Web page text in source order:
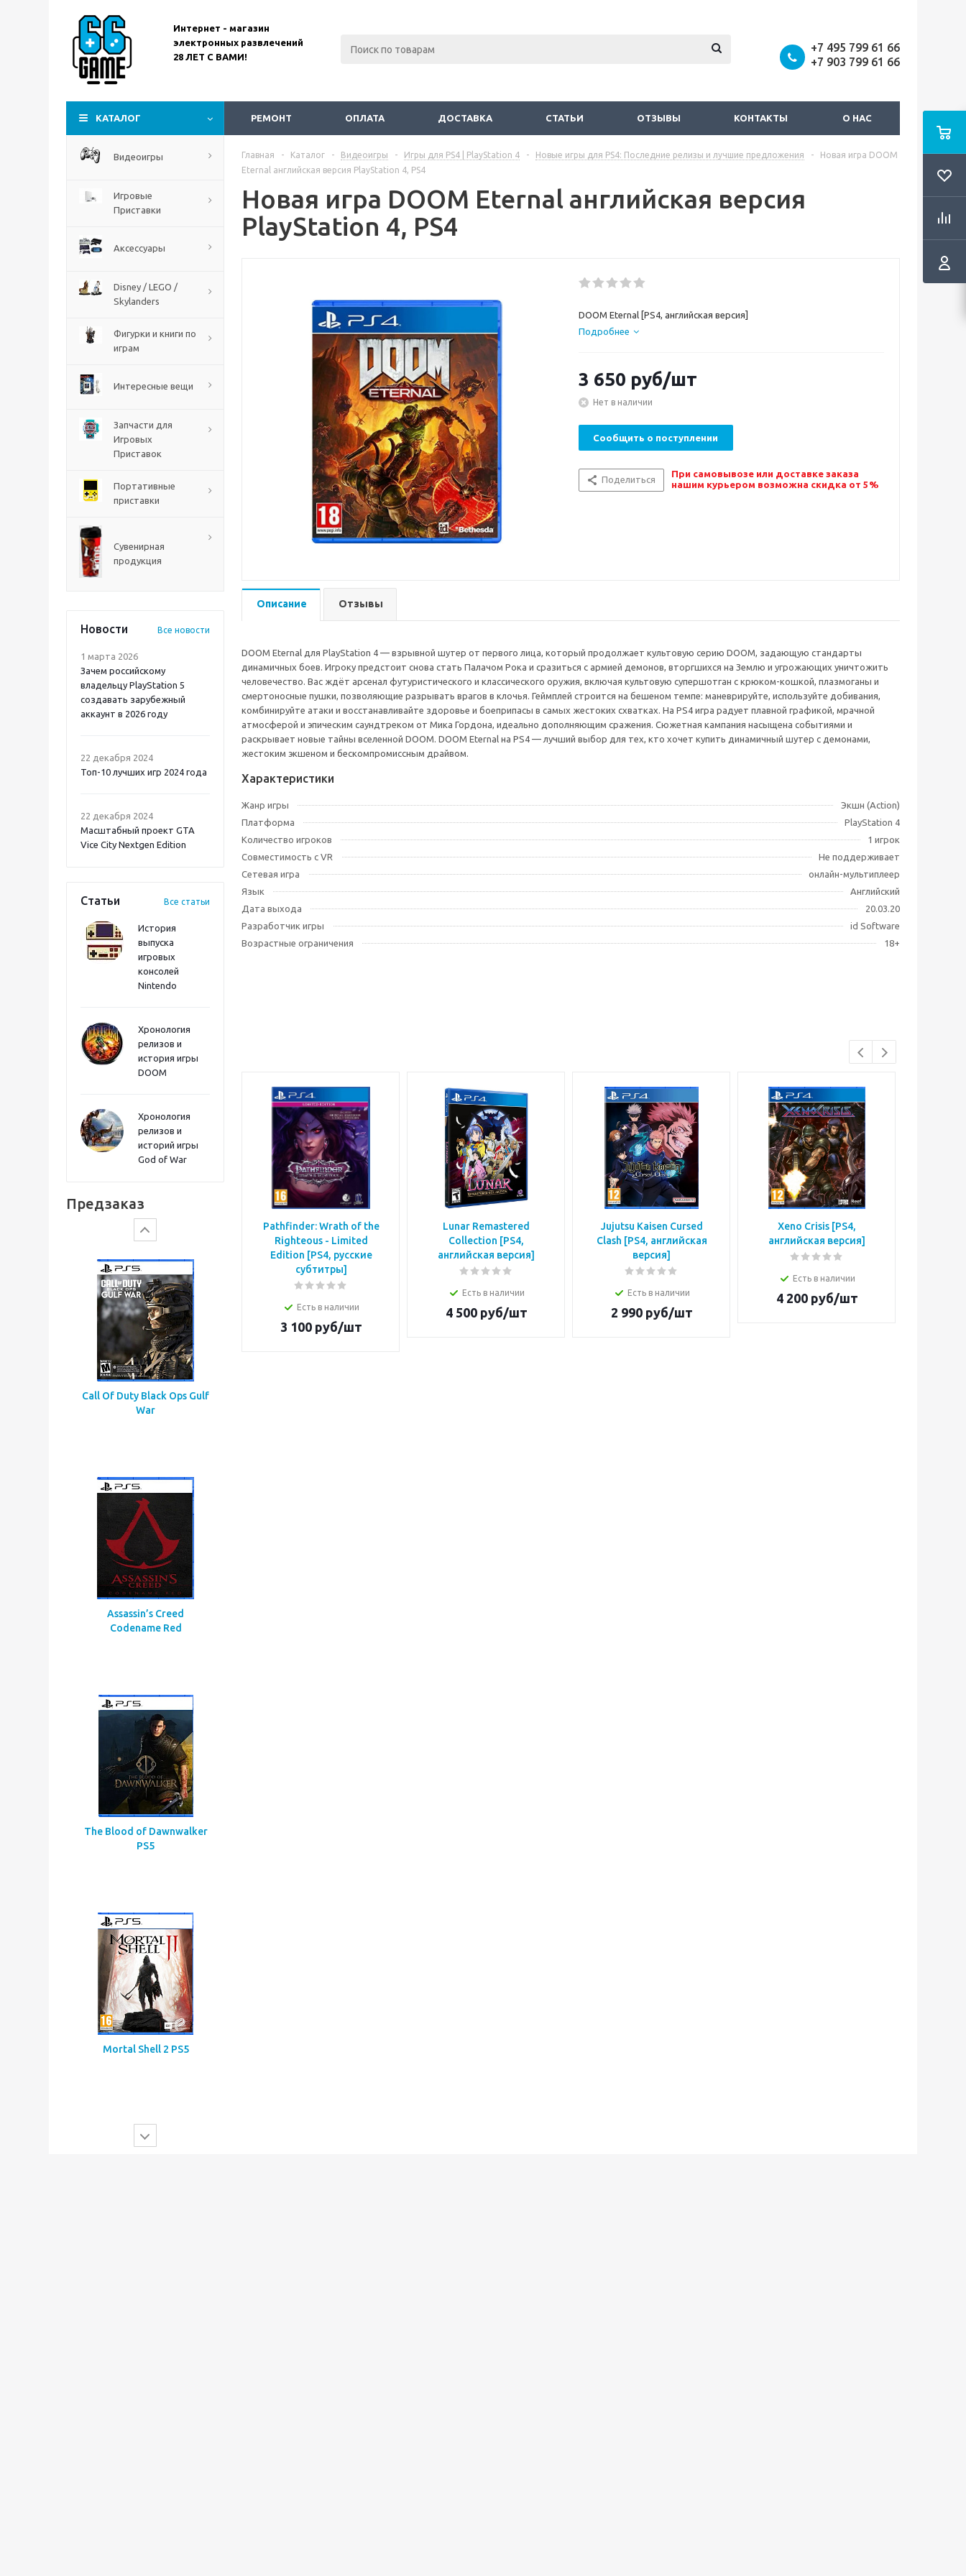
Интернет - магазин
электронных развлечений
28 ЛЕТ С ВАМИ!
+7 495 799 61 66
+7 903 799 61 66
КАТАЛОГ РЕМОНТ ОПЛАТА ДОСТАВКА СТАТЬИ ОТЗЫВЫ КОНТАКТЫ О НАС
Видеоигры
Игровые
Приставки
Аксессуары
Disney / LEGO /
Skylanders
Фигурки и книги по
играм
Интересные вещи
Запчасти для
Игровых
Приставок
Портативные
приставки
Сувенирная
продукция
Новости Все новости
1 марта 2026
Зачем российскому
владельцу PlayStation 5
создавать зарубежный
аккаунт в 2026 году
22 декабря 2024
Топ-10 лучших игр 2024 года
22 декабря 2024
Масштабный проект GTA
Vice City Nextgen Edition
Статьи Все статьи
История
выпуска
игровых
консолей
Nintendo
Хронология
релизов и
история игры
DOOM
Хронология
релизов и
историй игры
God of War
Предзаказ
The Blood of Dawnwalker
Onimusha: Way of the
Sword PS5
Call Of Duty Black Ops Gulf
War
Assassin’s Creed
Codename Red
The Blood of Dawnwalker
PS5
Mortal Shell 2 PS5
Главная - Каталог - Видеоигры - Игры для PS4 | PlayStation 4 - Новые игры для PS4: Последние релизы и лучшие предложения -
Новая игра DOOM
Eternal английская версия PlayStation 4, PS4
Новая игра DOOM Eternal английская версия
PlayStation 4, PS4
DOOM Eternal [PS4, английская версия]
Подробнее
3 650 руб/шт
Нет в наличии
Сообщить о поступлении
Поделиться
При самовывозе или доставке заказа
нашим курьером возможна скидка от 5%
Описание Отзывы
DOOM Eternal для PlayStation 4 — взрывной шутер от первого лица, который продолжает культовую серию DOOM, задающую стандарты
динамичных боев. Игроку предстоит снова стать Палачом Рока и сразиться с армией демонов, вторгшихся на Землю и угрожающих уничтожить
человечество. Вас ждёт арсенал футуристического и классического оружия, включая культовую супершотган с крюком-кошкой, плазмоганы и
смертоносные пушки, позволяющие разрывать врагов в клочья. Геймплей строится на бешеном темпе: маневрируйте, используйте добивания,
комбинируйте атаки и восстанавливайте здоровье и боеприпасы в самых жестоких схватках. На PS4 игра радует плавной графикой, мрачной
атмосферой и эпическим саундтреком от Мика Гордона, идеально дополняющим сражения. Сюжетная кампания насыщена событиями и
раскрывает новые тайны вселенной DOOM. DOOM Eternal на PS4 — лучший выбор для тех, кто хочет купить динамичный шутер с демонами,
жестоким экшеном и бескомпромиссным драйвом.
Характеристики
Жанр игры
Экшн (Action)
Платформа
PlayStation 4
Количество игроков
1 игрок
Совместимость с VR
Не поддерживает
Сетевая игра
онлайн-мультиплеер
Язык
Английский
Дата выхода
20.03.20
Разработчик игры
id Software
Возрастные ограничения
18+
Pathfinder: Wrath of the
Righteous - Limited
Edition [PS4, русские
субтитры]
Есть в наличии
3 100руб/шт
Lunar Remastered
Collection [PS4,
английская версия]
Есть в наличии
4 500руб/шт
Jujutsu Kaisen Cursed
Clash [PS4, английская
версия]
Есть в наличии
2 990руб/шт
Xeno Crisis [PS4,
английская версия]
Есть в наличии
4 200руб/шт